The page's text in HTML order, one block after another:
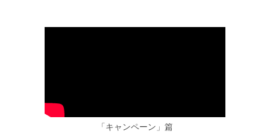
「キャンペーン」篇